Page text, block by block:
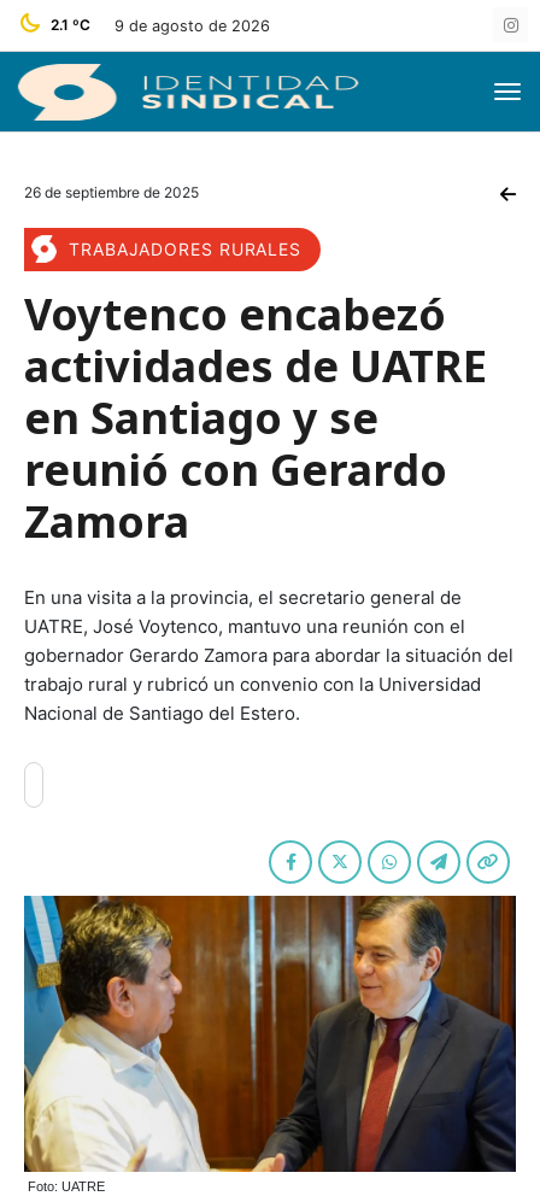
2.1 ºC 9 de agosto de 2026
26 de septiembre de 2025
TRABAJADORES RURALES
Voytenco encabezó
actividades de UATRE
en Santiago y se
reunió con Gerardo
Zamora
En una visita a la provincia, el secretario general de
UATRE, José Voytenco, mantuvo una reunión con el
gobernador Gerardo Zamora para abordar la situación del
trabajo rural y rubricó un convenio con la Universidad
Nacional de Santiago del Estero.
Foto: UATRE